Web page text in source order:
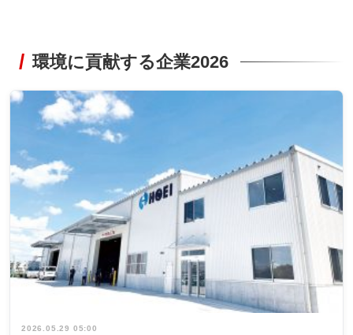
環境に貢献する企業2026
2026.05.29 05:00